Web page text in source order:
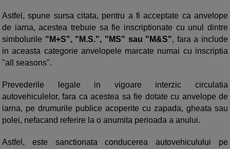
Astfel, spune sursa citata, pentru a fi acceptate ca anvelope
de iarna, acestea trebuie sa fie inscriptionate cu unul dintre
simbolurile "M+S", "M.S.", "MS" sau "M&S", fara a include
in aceasta categorie anvelopele marcate numai cu inscriptia
"all seasons".
Prevederile legale in vigoare interzic circulatia
autovehiculelor, fara ca acestea sa fie dotate cu anvelope de
iarna, pe drumurile publice acoperite cu zapada, gheata sau
polei, nefacand referire la o anumita perioada a anului.
Astfel, este sanctionata conducerea autovehiculului pe